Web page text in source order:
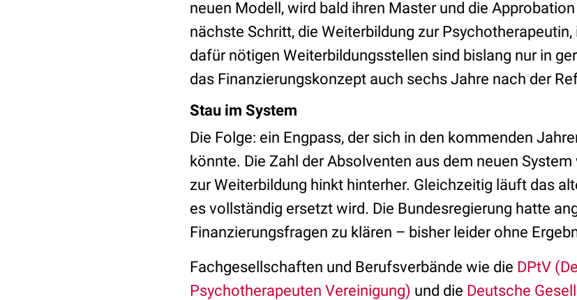
neuen Modell, wird bald ihren Master und die
nächste Schritt, die Weiterbildung zur
dafür nötigen Weiterbildungsstellen sind bislang nur in
das Finanzierungskonzept auch sechs Jahre nach der
Stau im System
Die Folge: ein Engpass, der sich in den kommenden
könnte. Die Zahl der Absolventen aus dem neuen
zur Weiterbildung hinkt hinterher. Gleichzeitig läuft das
es vollständig ersetzt wird. Die Bundesregierung hatte
Finanzierungsfragen zu klären – bisher leider ohne
Fachgesellschaften und Berufsverbände wie die DPtV
Psychotherapeuten Vereinigung) und die Deutsche